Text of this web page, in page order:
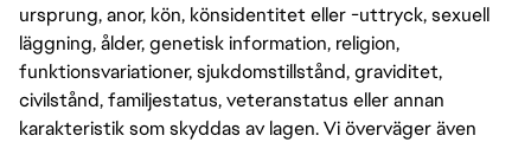
ursprung, anor, kön, könsidentitet eller -uttryck, sexuell
läggning, ålder, genetisk information, religion,
funktionsvariationer, sjukdomstillstånd, graviditet,
civilstånd, familjestatus, veteranstatus eller annan
karakteristik som skyddas av lagen. Vi överväger även